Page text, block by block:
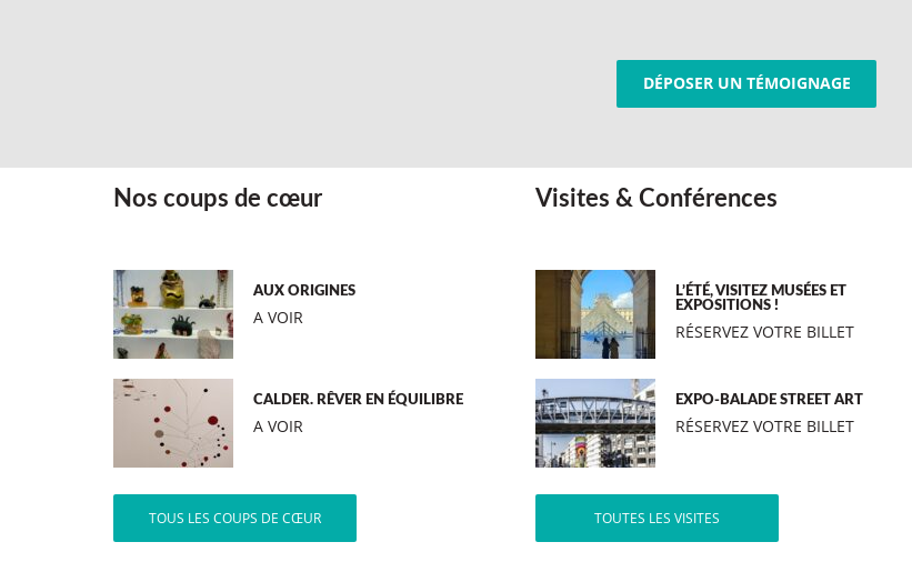
DÉPOSER UN TÉMOIGNAGE
Nos coups de cœur
AUX ORIGINES
A VOIR
CALDER. RÊVER EN ÉQUILIBRE
A VOIR
TOUS LES COUPS DE CŒUR
Visites & Conférences
L’ÉTÉ, VISITEZ MUSÉES ET
EXPOSITIONS !
RÉSERVEZ VOTRE BILLET
EXPO-BALADE STREET ART
RÉSERVEZ VOTRE BILLET
TOUTES LES VISITES